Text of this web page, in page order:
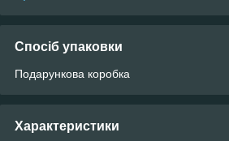
Спосіб упаковки
Подарункова коробка
Характеристики